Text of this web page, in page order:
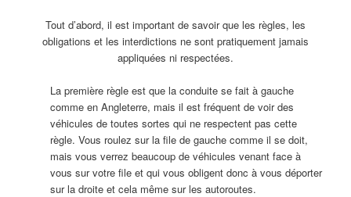
Tout d’abord, il est important de savoir que les règles, les
obligations et les interdictions ne sont pratiquement jamais
appliquées ni respectées.
La première règle est que la conduite se fait à gauche
comme en Angleterre, mais il est fréquent de voir des
véhicules de toutes sortes qui ne respectent pas cette
règle. Vous roulez sur la file de gauche comme il se doit,
mais vous verrez beaucoup de véhicules venant face à
vous sur votre file et qui vous obligent donc à vous déporter
sur la droite et cela même sur les autoroutes.